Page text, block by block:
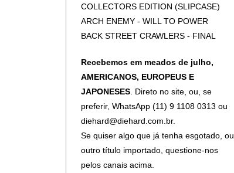
COLLECTORS EDITION (SLIPCASE)
ARCH ENEMY - WILL TO POWER
BACK STREET CRAWLERS - FINAL
AND UNRER
BACK STREET CRAWLERS - LIVE AT
FAIRFIELD HALL, CROYDON - 1975
BELOW - UPON A PALE HORSE
DEATH ANGEL - THE EVIL DIVIDE
DIMMU BORGIR - ENTHRONE
DARKNESS TRIUMPHANT
DORSAL ATLÂNTICA - IMPERIUM
Recebemos em meados de julho,
AMERICANOS, EUROPEUS E
JAPONESES . Direto no site, ou, se
preferir, WhatsApp (11) 9 1108 0313 ou
diehard@diehard.com.br.
Se quiser algo que já tenha esgotado, ou
outro título importado, questione-nos
pelos canais acima.